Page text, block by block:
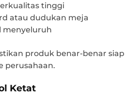
tinggi
atau dudukan meja
menyeluruh
produk benar-benar siap
perusahaan.
Ketat